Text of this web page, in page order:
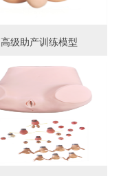
高级助产训练模型